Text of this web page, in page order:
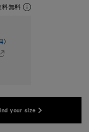
料無料
）
your size